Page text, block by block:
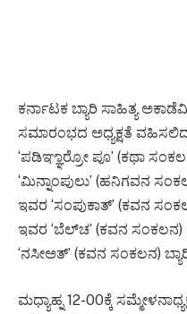
ಕರ್ನಾಟಕ ಬ್ಯಾರಿ ಸಾಹಿತ್ಯ
ಸಮಾರಂಭದ ಅಧ್ಯಕ್ಷತೆ
‘ಪಡಿಞ್ಞಾರ್ರೋ ಪೂ’ (ಕಥಾ
‘ಮಿನ್ನಾಂಪುಲು’ (ಹನಿಗವನ
ಇವರ ‘ಸಂಪುಕಾತ್’ (ಕವನ
ಇವರ ‘ಬೆಲ್‌ಚ’ (ಕವನ ಸಂಕಲನ)
‘ನಸೀಅತ್’ (ಕವನ ಸಂಕಲನ)
ಮಧ್ಯಾಹ್ನ 12-00ಕ್ಕೆ